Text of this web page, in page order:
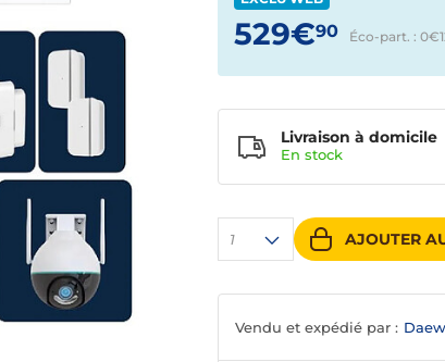
529€90 Éco-part. : 0€
1 AJOUTER
Livraison à domicile
En stock
Vendu et expédié par :